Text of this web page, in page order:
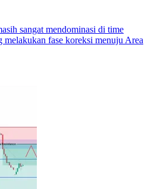
sangat mendominasi di time
melakukan fase koreksi menuju Area